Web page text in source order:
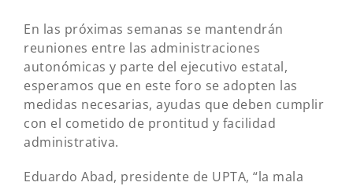
En las próximas semanas se mantendrán
reuniones entre las administraciones
autonómicas y parte del ejecutivo estatal,
esperamos que en este foro se adopten las
medidas necesarias, ayudas que deben cumplir
con el cometido de prontitud y facilidad
administrativa.
Eduardo Abad, presidente de UPTA, “la mala